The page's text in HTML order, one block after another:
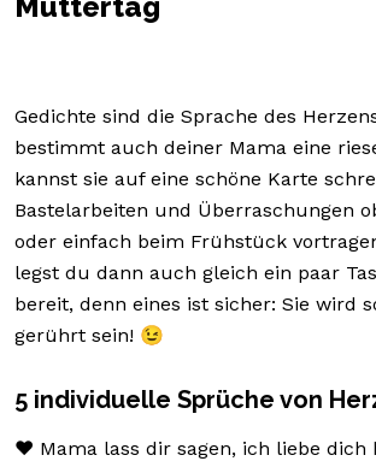
Gedichte sind die Sprache des
bestimmt auch deiner Mama eine
kannst sie auf eine schöne Karte
Bastelarbeiten und Überraschungen
oder einfach beim Frühstück
legst du dann auch gleich ein paar
bereit, denn eines ist sicher: Sie wird
gerührt sein! 😉
5 individuelle Sprüche von
❤️ Mama lass dir sagen, ich liebe dich